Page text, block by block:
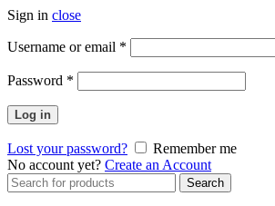
Sign in close
Username or email *
Password *
Log in
Lost your password?
Remember me
No account yet? Create an Account
Search
for:
Search